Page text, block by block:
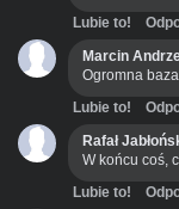
Lubie to!
Marcin
Ogromna
Lubie to!
Rafał
W końcu coś,
Lubie to!